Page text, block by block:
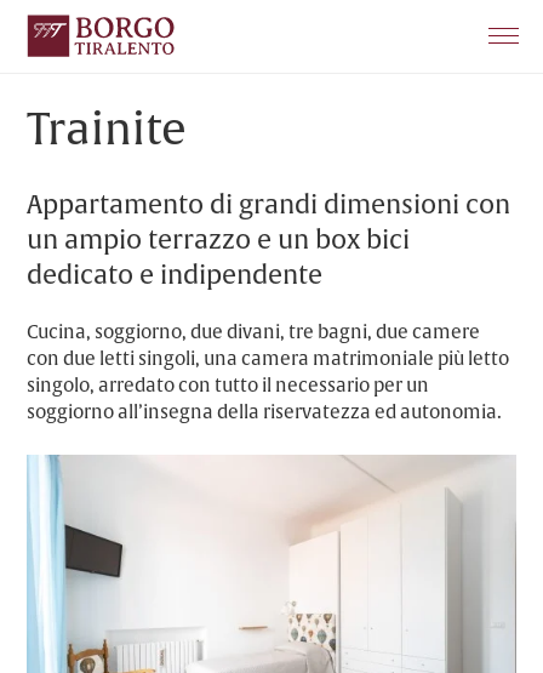
La struttura
Servizi per i ciclisti
Prenota
Dove siamo
Trainite
Appartamento di grandi dimensioni con
un ampio terrazzo e un box bici
dedicato e indipendente
Cucina, soggiorno, due divani, tre bagni, due camere
con due letti singoli, una camera matrimoniale più letto
singolo, arredato con tutto il necessario per un
soggiorno all’insegna della riservatezza ed autonomia.